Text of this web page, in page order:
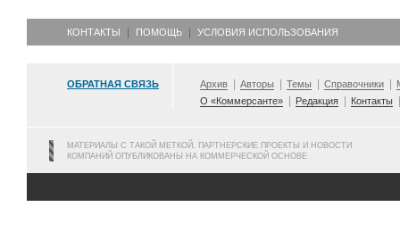
КОНТАКТЫ ПОМОЩЬ УСЛОВИЯ ИСПОЛЬЗОВАНИЯ
ОБРАТНАЯ СВЯЗЬ Архив Авторы Темы Справочники
О «Коммерсанте»
Редакция Контакты
МАТЕРИАЛЫ С ТАКОЙ МЕТКОЙ, ПАРТНЕРСКИЕ ПРОЕКТЫ И НОВОСТИ
КОМПАНИЙ ОПУБЛИКОВАНЫ НА КОММЕРЧЕСКОЙ ОСНОВЕ